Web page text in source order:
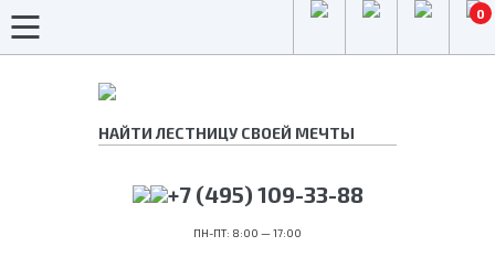
0
+7 (495) 109-33-88
ПН-ПТ: 8:00 — 17:00